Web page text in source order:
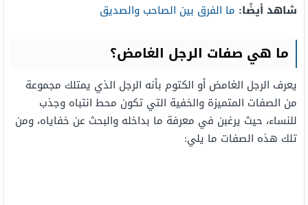
شاهد أيضًا: ما الفرق بين الصاحب والصديق
ما هي صفات الرجل الغامض؟
يعرف الرجل الغامض أو الكتوم بأنه الرجل الذي يمتلك مجموعة
من الصفات المتميزة والخفية التي تكون محط انتباه وجذب
للنساء، حيث يرغبن في معرفة ما بداخله والبحث عن خفاياه، ومن
تلك هذه الصفات ما يلي: